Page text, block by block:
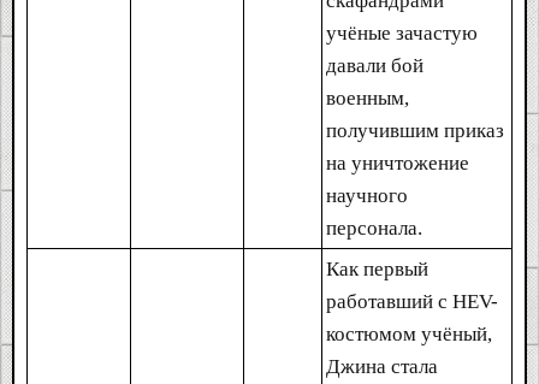
учёные зачастую
давали бой
военным,
получившим приказ
на уничтожение
научного
персонала.
Как первый
работавший с HEV-
костюмом учёный,
Джина стала